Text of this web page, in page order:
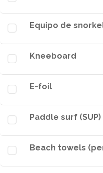
Equipo de
Kneeboard
E-foil
Paddle surf (SUP)
Beach towels